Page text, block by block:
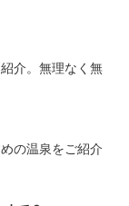
介。無理なく無
の温泉をご紹介